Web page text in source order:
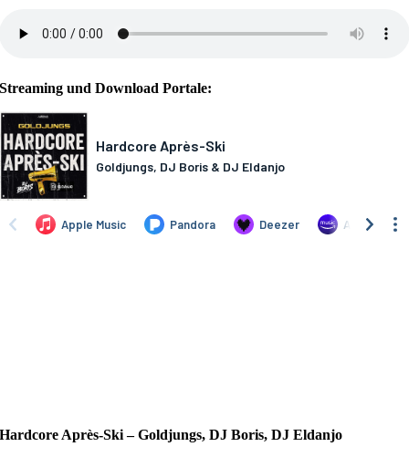
Streaming und Download Portale:
Hardcore Après-Ski – Goldjungs, DJ Boris, DJ Eldanjo